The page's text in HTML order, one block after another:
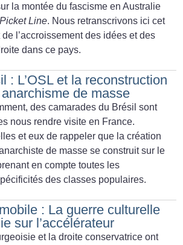
la montée du fascisme en Australie
Picket Line. Nous retranscrivons ici cet
l’accroissement des idées et des
dans ce pays.
: L’OSL et la reconstruction
anarchisme de masse
des camarades du Brésil sont
nous rendre visite en France.
et eux de rappeler que la création
de masse se construit sur le
en compte toutes les
des classes populaires.
: La guerre culturelle
sur l’accélérateur
et la droite conservatrice ont